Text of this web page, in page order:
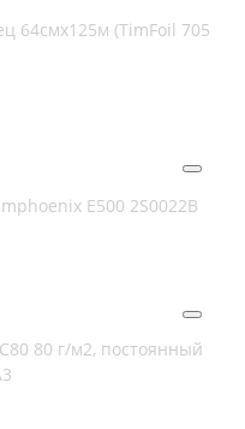
64смх125м (TimFoil 705
E500 2S0022B
80 г/м2, постоянный